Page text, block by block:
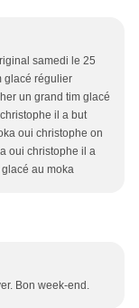
samedi le 25
glacé régulier
un grand tim glacé
il a but
oui christophe on
oui christophe il a
au moka
Bon week-end.